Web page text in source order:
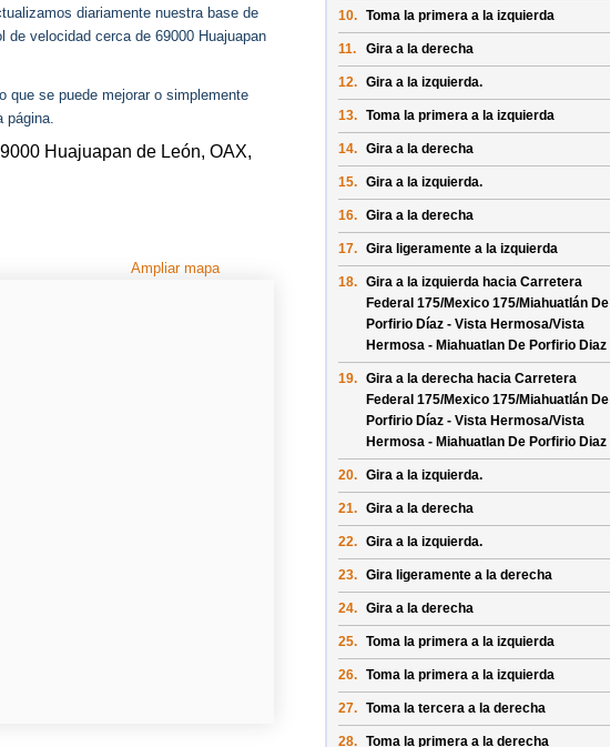
diariamente nuestra base de
velocidad cerca de 69000 Huajuapan
que se puede mejorar o simplemente
Huajuapan de León, OAX,
Ampliar mapa
10. Toma la primera a la izquierda
11. Gira a la derecha
12. Gira a la izquierda.
13. Toma la primera a la izquierda
14. Gira a la derecha
15. Gira a la izquierda.
16. Gira a la derecha
17. Gira ligeramente a la izquierda
18. Gira a la izquierda hacia Carretera
Federal 175/Mexico 175/Miahuatlán De
Porfirio Díaz - Vista Hermosa/Vista
Hermosa - Miahuatlan De Porfirio Diaz
19. Gira a la derecha hacia Carretera
Federal 175/Mexico 175/Miahuatlán De
Porfirio Díaz - Vista Hermosa/Vista
Hermosa - Miahuatlan De Porfirio Diaz
20. Gira a la izquierda.
21. Gira a la derecha
22. Gira a la izquierda.
23. Gira ligeramente a la derecha
24. Gira a la derecha
25. Toma la primera a la izquierda
26. Toma la primera a la izquierda
27. Toma la tercera a la derecha
28. Toma la primera a la derecha